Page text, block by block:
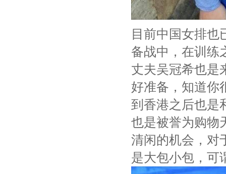
目前中国女排也
备战中，在训练
丈夫吴冠希也是
好准备，知道你
到香港之后也是
也是被誉为购物
清闲的机会，对
是大包小包，可